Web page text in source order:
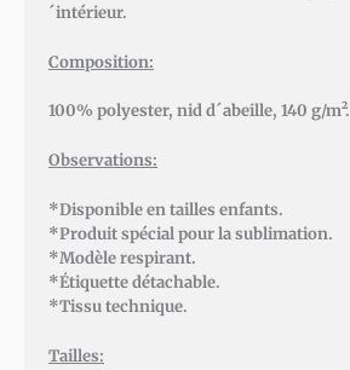
´intérieur.
Composition:
100% polyester, nid d´abeille, 140 g/m².
Observations:
*Disponible en tailles enfants.
*Produit spécial pour la sublimation.
*Modèle respirant.
*Étiquette détachable.
*Tissu technique.
Tailles: